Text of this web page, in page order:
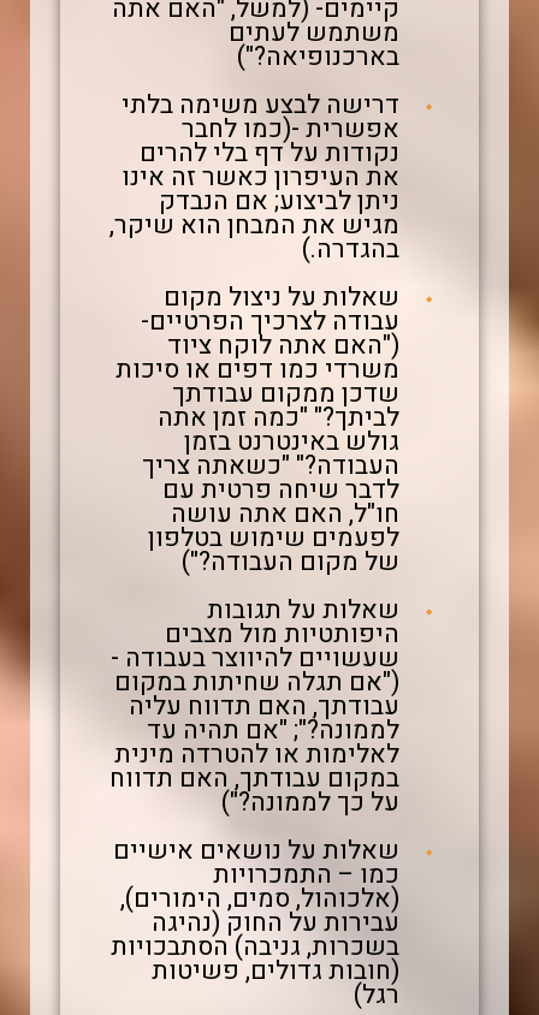
קיימים- (למשל, "האם אתה
משתמש לעתים
בארכנופיאה?")
דרישה לבצע משימה בלתי
אפשרית -(כמו לחבר
נקודות על דף בלי להרים
את העיפרון כאשר זה אינו
ניתן לביצוע; אם הנבדק
מגיש את המבחן הוא שיקר,
בהגדרה.)
שאלות על ניצול מקום
עבודה לצרכיך הפרטיים-
("האם אתה לוקח ציוד
משרדי כמו דפים או סיכות
שדכן ממקום עבודתך
לביתך?" "כמה זמן אתה
גולש באינטרנט בזמן
העבודה?" "כשאתה צריך
לדבר שיחה פרטית עם
חו"ל, האם אתה עושה
לפעמים שימוש בטלפון
של מקום העבודה?")
שאלות על תגובות
היפותטיות מול מצבים
שעשויים להיווצר בעבודה -
("אם תגלה שחיתות במקום
עבודתך, האם תדווח עליה
לממונה?"; "אם תהיה עד
לאלימות או להטרדה מינית
במקום עבודתך, האם תדווח
על כך לממונה?")
שאלות על נושאים אישיים
כמו – התמכרויות
(אלכוהול, סמים, הימורים),
עבירות על החוק (נהיגה
בשכרות, גניבה) הסתבכויות
(חובות גדולים, פשיטות
רגל)